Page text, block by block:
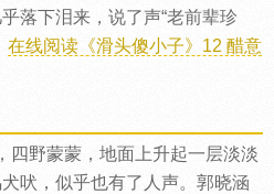
落下泪来，说了声“老前辈珍
在线阅读《滑头傻小子》12 醋意
四野蒙蒙，地面上升起一层淡淡
吠，似乎也有了人声。郭晓涵